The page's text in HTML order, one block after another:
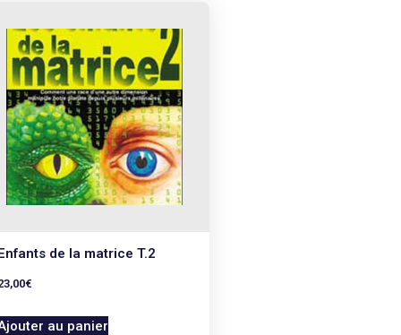
Enfants de la matrice T.2
€
au panier